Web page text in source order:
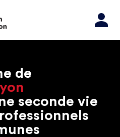
de
seconde vie